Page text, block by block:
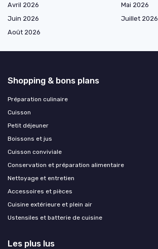
Avril 2026
Mai 2026
Juin 2026
Juillet 2026
Août 2026
Shopping & bons plans
Préparation culinaire
Cuisson
Petit déjeuner
Boissons et jus
Cuisson conviviale
Conservation et préparation alimentaire
Nettoyage et entretien
Accessoires et pièces
Cuisine extérieure et plein air
Ustensiles et batterie de cuisine
Les plus lus